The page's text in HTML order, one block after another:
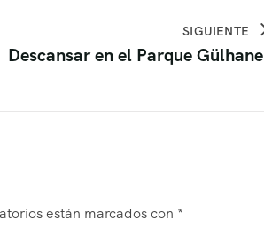
SIGUIENTE
Descansar en el Parque Gülhane
están marcados con *